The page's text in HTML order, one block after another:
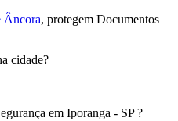
Âncora, protegem Documentos
cidade?
em Iporanga - SP ?